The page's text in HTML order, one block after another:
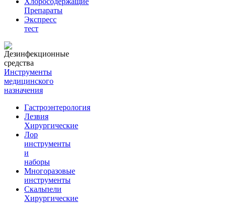
Препараты
Экспресс
тест
Инструменты
медицинского
назначения
Гастроэнтерология
Лезвия
Хирургические
Лор
инструменты
и
наборы
Многоразовые
инструменты
Скальпели
Хирургические